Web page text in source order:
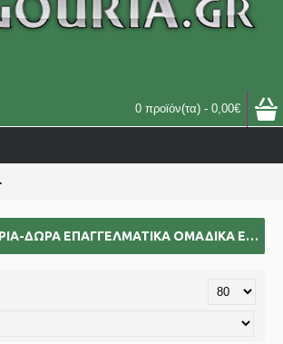
0 προϊόν(τα) - 0,00€
ΣΤΑΥΡΟΣ γούρια-δώρα επαγγελματικά ομαδικά
ΣΤΑΥΡΟΣ ΓΟΎΡΙΑ-ΔΏΡΑ ΕΠΑΓΓΕΛΜΑΤΙΚΆ ΟΜΑΔΙΚΆ ΕΠΙΧΕΙΡΗΜΑΤΙΚΆ ΓΙΑ BAZZAR ΣΧΟΛΕΊΑ ΣΥΛΛΌΓΟΥΣ 2025